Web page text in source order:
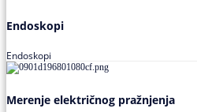
Endoskopi
Endoskopi
Merenje električnog pražnjenja